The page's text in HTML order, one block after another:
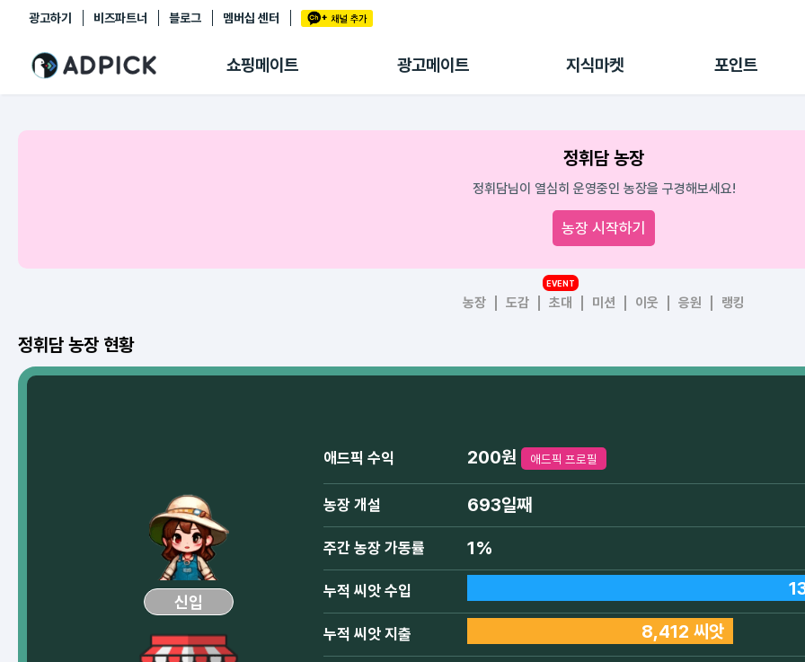
광고하기 비즈파트너 블로그 멤버십 센터
쇼핑메이트 광고메이트 지식마켓 포인트
추천상품
쇼핑 에이전트
링크관리
광고리포트
출석 룰렛
후원
정휘담 농장
정휘담님이 열심히 운영중인 농장을 구경해보세요!
농장 시작하기
농장 도감 초대
EVENT
미션 이웃 응원 랭킹
정휘담 농장 현황
신입
애드픽 수익 200원 애드픽 프로필
농장 개설 693일째
주간 농장 가동률 1%
누적 씨앗 수입
누적 씨앗 지출 8,412 씨앗